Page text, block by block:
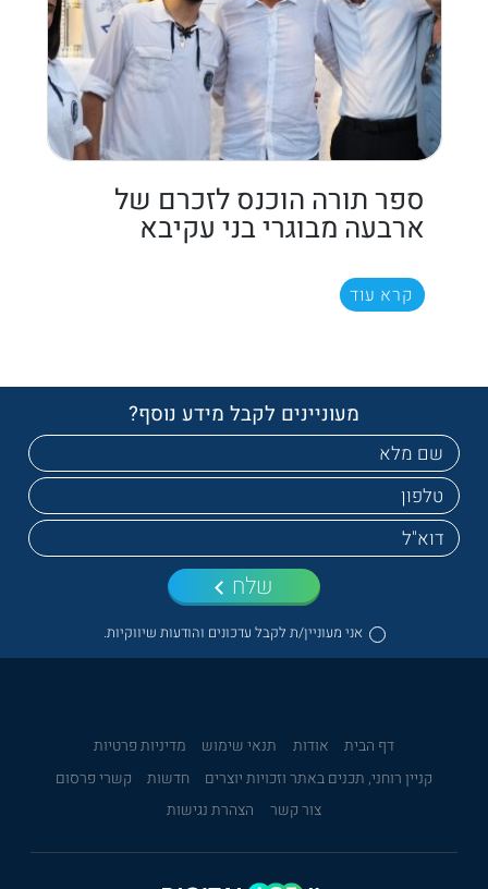
ספר תורה הוכנס לזכרם של
ארבעה מבוגרי בני עקיבא
קרא עוד
מעוניינים לקבל מידע נוסף?
אני מעוניין/ת לקבל עדכונים והודעות שיווקיות.
שלח
דף הבית אודות תנאי שימוש
מדיניות פרטיות
קניין רוחני, תכנים באתר וזכויות יוצרים
חדשות
קשרי פרסום
צור קשר
הצהרת נגישות